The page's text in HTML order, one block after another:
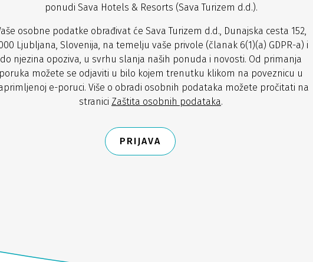
ponudi Sava Hotels & Resorts (Sava Turizem d.d.).
osobne podatke obrađivat će Sava Turizem d.d., Dunajska cesta 152,
Ljubljana, Slovenija, na temelju vaše privole (članak 6(1)(a) GDPR-a) i
do njezina opoziva, u svrhu slanja naših ponuda i novosti. Od primanja
poruka možete se odjaviti u bilo kojem trenutku klikom na poveznicu u
e-poruci. Više o obradi osobnih podataka možete pročitati na
stranici Zaštita osobnih podataka.
PRIJAVA